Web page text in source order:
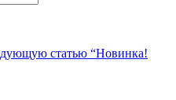
статью “Новинка!